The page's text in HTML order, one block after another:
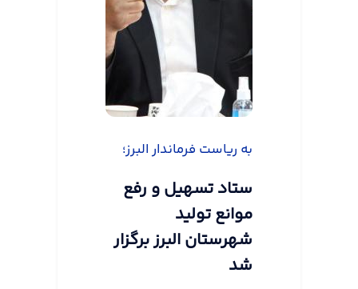
به ریاست فرماندار البرز؛
ستاد تسهیل و رفع
موانع تولید
شهرستان البرز برگزار
شد